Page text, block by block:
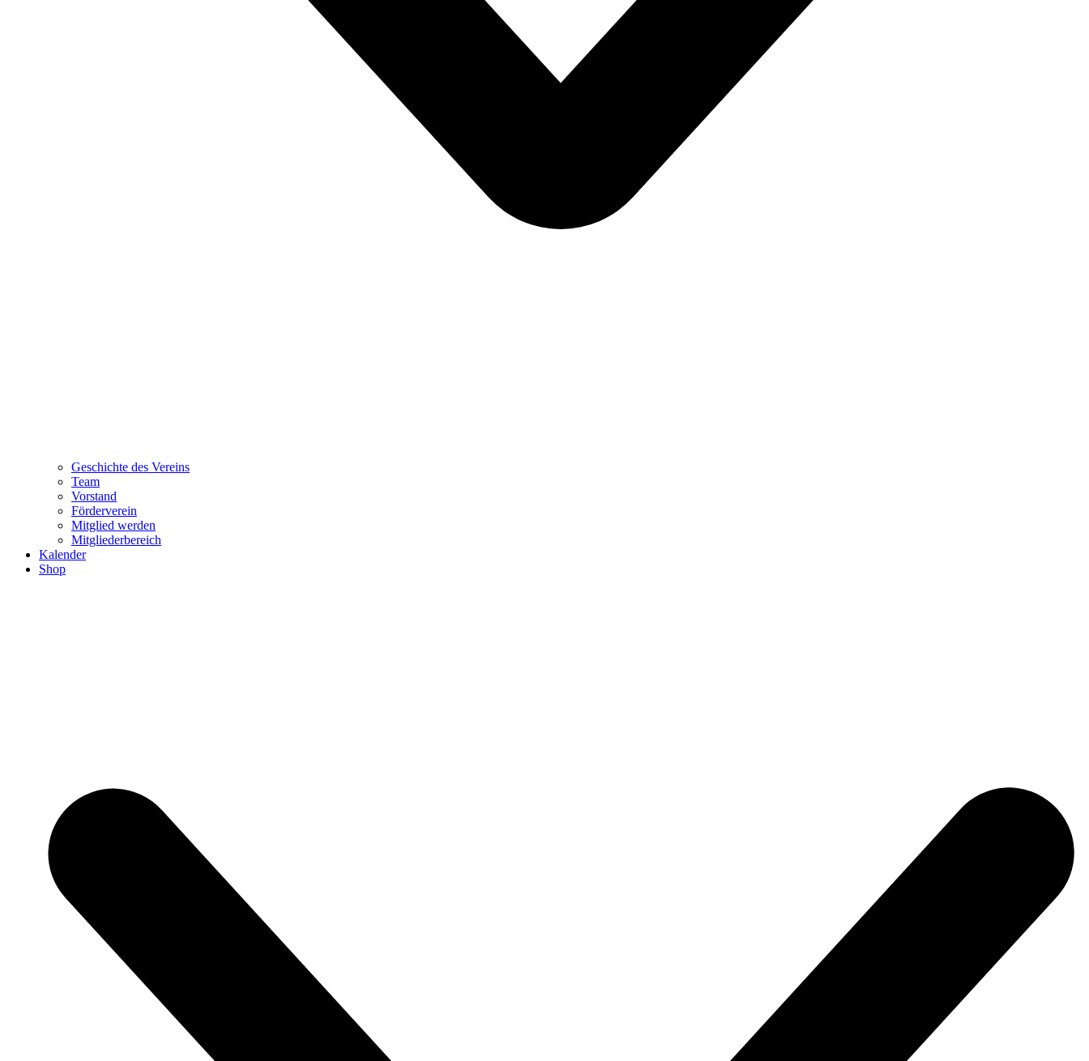
Geschichte des Vereins
Team
Vorstand
Förderverein
Mitglied werden
Mitgliederbereich
Kalender
Shop